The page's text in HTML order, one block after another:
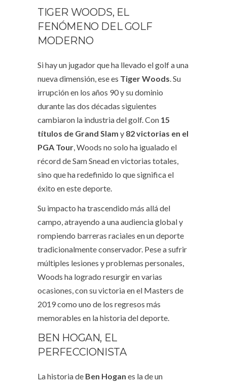
TIGER WOODS, EL
FENÓMENO DEL GOLF
MODERNO
Si hay un jugador que ha llevado el golf a una
nueva dimensión, ese es Tiger Woods. Su
irrupción en los años 90 y su dominio
durante las dos décadas siguientes
cambiaron la industria del golf. Con 15
títulos de Grand Slam y 82 victorias en el
PGA Tour, Woods no solo ha igualado el
récord de Sam Snead en victorias totales,
sino que ha redefinido lo que significa el
éxito en este deporte.
Su impacto ha trascendido más allá del
campo, atrayendo a una audiencia global y
rompiendo barreras raciales en un deporte
tradicionalmente conservador. Pese a sufrir
múltiples lesiones y problemas personales,
Woods ha logrado resurgir en varias
ocasiones, con su victoria en el Masters de
2019 como uno de los regresos más
memorables en la historia del deporte.
BEN HOGAN, EL
PERFECCIONISTA
La historia de Ben Hogan es la de un